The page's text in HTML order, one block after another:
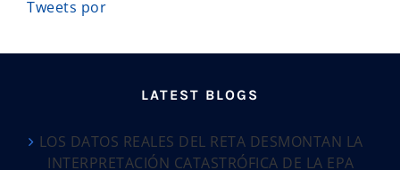
Tweets por
LATEST BLOGS
LOS DATOS REALES DEL RETA DESMONTAN LA
INTERPRETACIÓN CATASTRÓFICA DE LA EPA